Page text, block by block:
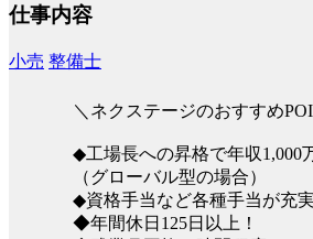
仕事内容
小売 整備士
＼ネクステージのおすすめ
◆工場長への昇格で年収1,000
（グローバル型の場合）
◆資格手当など各種手当が充
◆年間休日125日以上！